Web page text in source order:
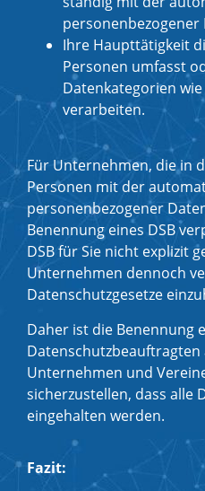
Ihre Haupttätigkeit
Personen umfasst
Datenkategorien
verarbeiten.
Für Unternehmen, die in
Personen mit der
personenbezogener
Benennung eines DSB
DSB für Sie nicht explizit
Unternehmen dennoch
Datenschutzgesetze
Daher ist die Benennung
Unternehmen und
sicherzustellen, dass alle
eingehalten werden.
Fazit: